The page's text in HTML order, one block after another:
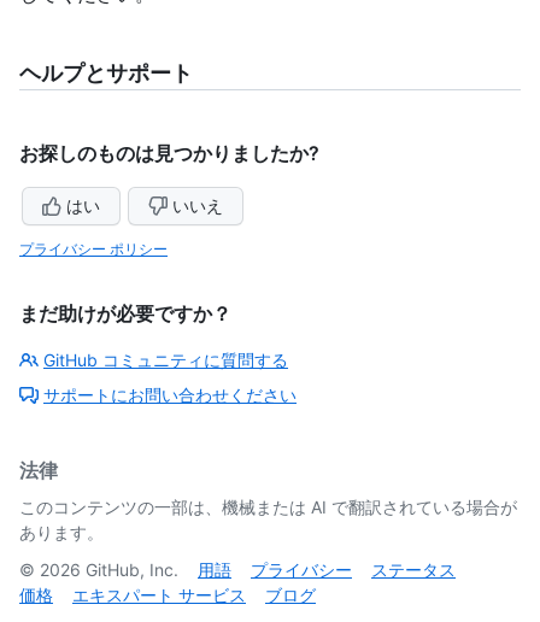
ヘルプとサポート
お探しのものは見つかりましたか?
はい いいえ
プライバシー ポリシー
まだ助けが必要ですか？
GitHub コミュニティに質問する
サポートにお問い合わせください
法律
このコンテンツの一部は、機械または AI で翻訳されている場合が
あります。
© 2026 GitHub, Inc. 用語 プライバシー
ステータス
価格
エキスパート サービス ブログ